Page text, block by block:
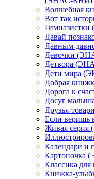
Волшебная
Вот так
Давай
Давным-
Девочки
Детвора
Дети мира
Добрая
Дорога к
Досуг
Друзья-
Если
Живая
Календари
Классика
Книжка-